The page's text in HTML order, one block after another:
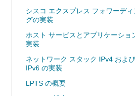
シスコ エクスプレス フォワーディ
グの実装
ホスト サービスとアプリケーショ
実装
ネットワーク スタック IPv4 および
IPv6 の実装
LPTS の概要